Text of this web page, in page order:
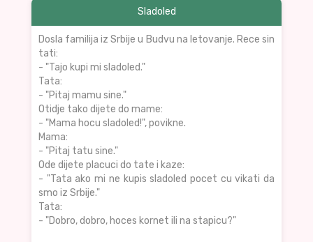
Sladoled
Dosla familija iz Srbije u Budvu na letovanje. Rece sin
tati:
- "Tajo kupi mi sladoled."
Tata:
- "Pitaj mamu sine."
Otidje tako dijete do mame:
- "Mama hocu sladoled!", povikne.
Mama:
- "Pitaj tatu sine."
Ode dijete placuci do tate i kaze:
- "Tata ako mi ne kupis sladoled pocet cu vikati da
smo iz Srbije."
Tata:
- "Dobro, dobro, hoces kornet ili na stapicu?"